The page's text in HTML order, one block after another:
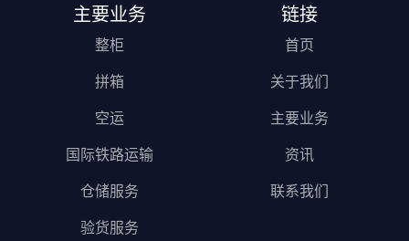
主要业务
整柜
拼箱
空运
国际铁路运输
仓储服务
验货服务
链接
首页
关于我们
主要业务
资讯
联系我们